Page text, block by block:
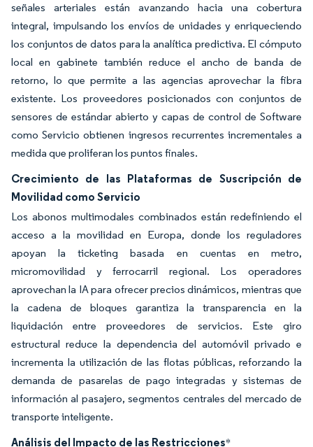
señales arteriales están avanzando hacia una cobertura
integral, impulsando los envíos de unidades y enriqueciendo
los conjuntos de datos para la analítica predictiva. El cómputo
local en gabinete también reduce el ancho de banda de
retorno, lo que permite a las agencias aprovechar la fibra
existente. Los proveedores posicionados con conjuntos de
sensores de estándar abierto y capas de control de Software
como Servicio obtienen ingresos recurrentes incrementales a
medida que proliferan los puntos finales.
Crecimiento de las Plataformas de Suscripción de
Movilidad como Servicio
Los abonos multimodales combinados están redefiniendo el
acceso a la movilidad en Europa, donde los reguladores
apoyan la ticketing basada en cuentas en metro,
micromovilidad y ferrocarril regional. Los operadores
aprovechan la IA para ofrecer precios dinámicos, mientras que
la cadena de bloques garantiza la transparencia en la
liquidación entre proveedores de servicios. Este giro
estructural reduce la dependencia del automóvil privado e
incrementa la utilización de las flotas públicas, reforzando la
demanda de pasarelas de pago integradas y sistemas de
información al pasajero, segmentos centrales del mercado de
transporte inteligente.
Análisis del Impacto de las Restricciones*